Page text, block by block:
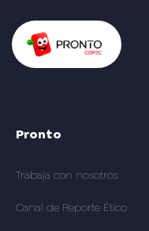
Pronto
Trabaja con nosotros
Canal de Reporte Ético